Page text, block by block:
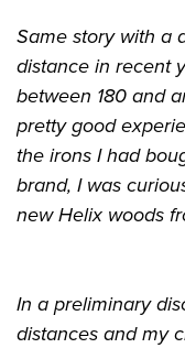
Same story with a
distance in recent
between 180 and
pretty good
the irons I had
brand, I was
new Helix woods
In a preliminary
distances and my